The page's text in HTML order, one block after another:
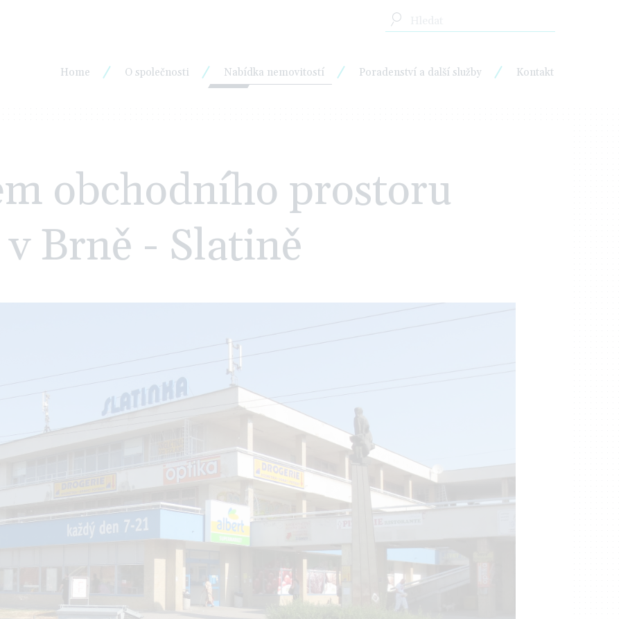
Home O společnosti Nabídka nemovitostí Poradenství a další služby Kontakt
20 let vytváříme prostor pro váš úspěch
obchodního prostoru
v Brně - Slatině